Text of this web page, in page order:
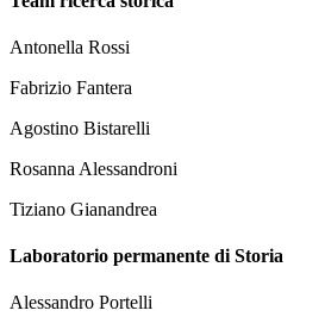
Antonella Rossi
Fabrizio Fantera
Agostino Bistarelli
Rosanna Alessandroni
Tiziano Gianandrea
Laboratorio permanente di Storia
Alessandro Portelli